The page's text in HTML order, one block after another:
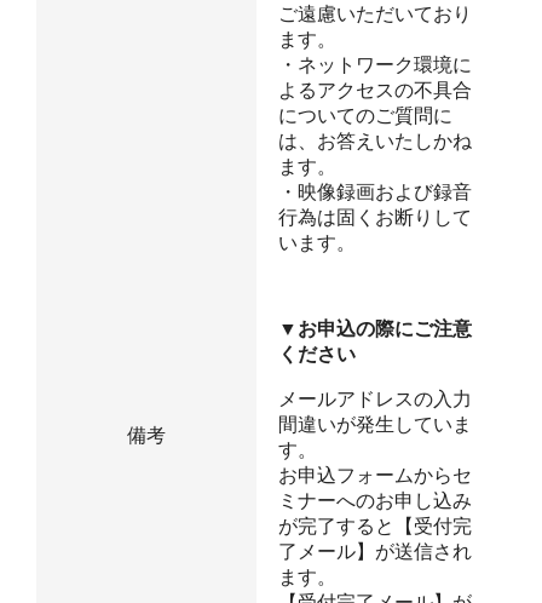
備考
ご遠慮いただいており
ます。
・ネットワーク環境に
よるアクセスの不具合
についてのご質問に
は、お答えいたしかね
ます。
・映像録画および録音
行為は固くお断りして
います。
▼お申込の際にご注意
ください
メールアドレスの入力
間違いが発生していま
す。
お申込フォームからセ
ミナーへのお申し込み
が完了すると【受付完
了メール】が送信され
ます。